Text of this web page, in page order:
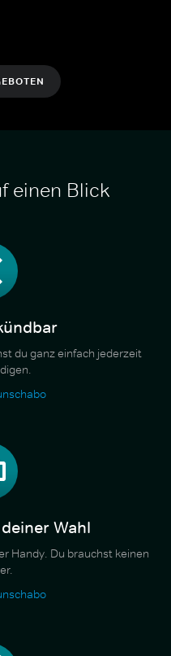
einen Blick
du ganz einfach jederzeit
Wahl
Handy. Du brauchst keinen